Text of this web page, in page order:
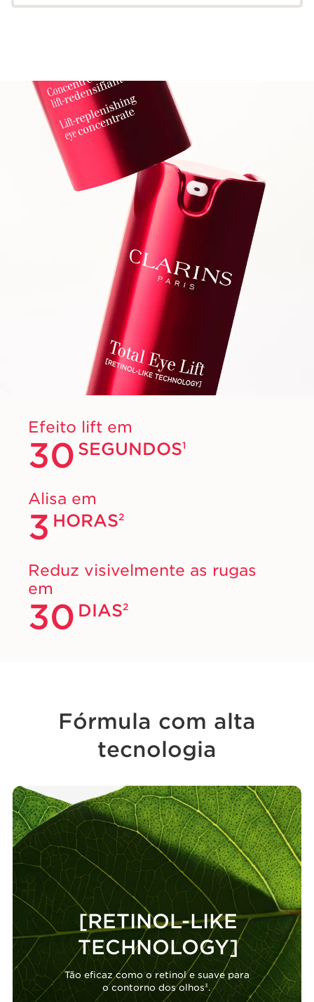
Efeito lift em
30 SEGUNDOS1
Alisa em
3 HORAS2
Reduz visivelmente as rugas
em
30 DIAS2
Fórmula com alta
tecnologia
[RETINOL-LIKE
TECHNOLOGY]
Tão eficaz como o retinol e suave para
o contorno dos olhos3 .